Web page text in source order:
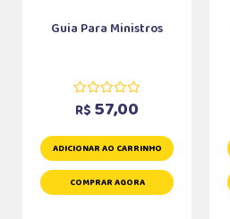
Guia Para Ministros
R$ 57,00
ADICIONAR AO CARRINHO
COMPRAR AGORA